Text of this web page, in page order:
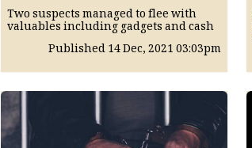
Two suspects managed to flee with
valuables including gadgets and cash
Published14 Dec, 202103:03pm